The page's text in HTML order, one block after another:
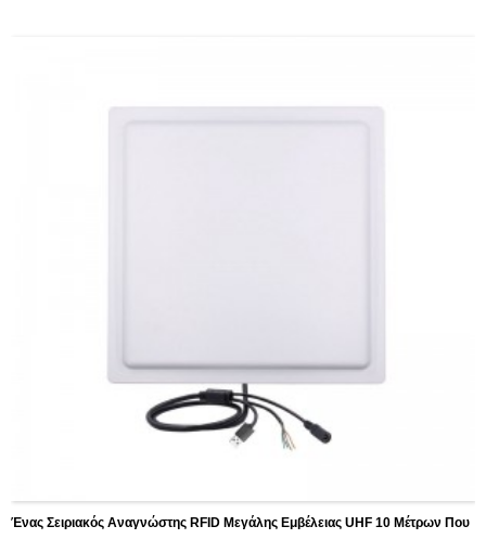
Ένας Σειριακός Αναγνώστης RFID Μεγάλης Εμβέλειας UHF 10 Μέτρων Που